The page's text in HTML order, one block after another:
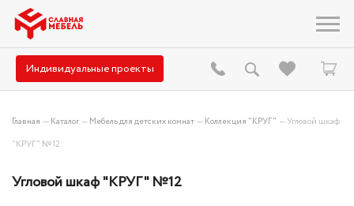
Индивидуальные проекты
Главная —Каталог —Мебель для детских комнат —Коллекция "КРУГ" —Угловой шкаф
"КРУГ" №12
Угловой шкаф "КРУГ" №12